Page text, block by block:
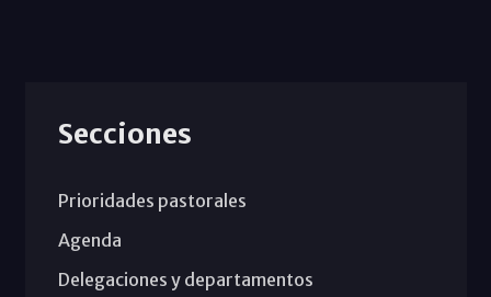
Secciones
Prioridades pastorales
Agenda
Delegaciones y departamentos